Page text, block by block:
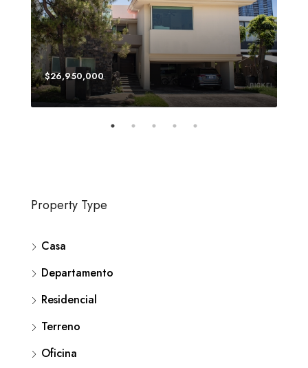
$26,950,000
Property Type
Casa
Departamento
Residencial
Terreno
Oficina